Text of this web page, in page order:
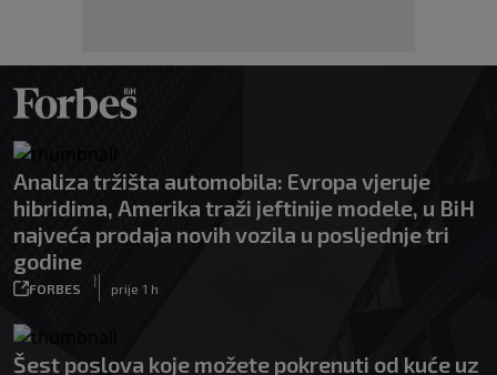
Analiza tržišta automobila: Evropa vjeruje
hibridima, Amerika traži jeftinije modele, u BiH
najveća prodaja novih vozila u posljednje tri
godine
FORBES
|
prije 1 h
Šest poslova koje možete pokrenuti od kuće uz